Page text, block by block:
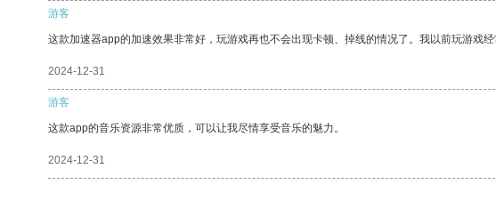
游客
这款加速器app的加速效果非常好，玩游戏再也不会出现卡顿、掉线的情况了。我以前玩游戏
2024-12-31
游客
这款app的音乐资源非常优质，可以让我尽情享受音乐的魅力。
2024-12-31